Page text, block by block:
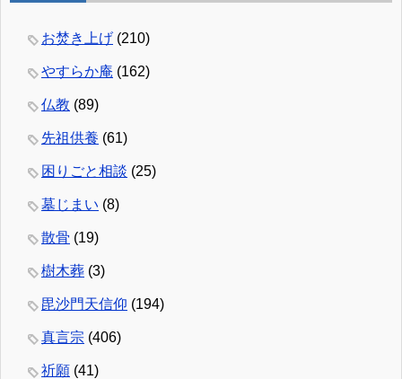
お焚き上げ (210)
やすらか庵 (162)
仏教 (89)
先祖供養 (61)
困りごと相談 (25)
墓じまい (8)
散骨 (19)
樹木葬 (3)
毘沙門天信仰 (194)
真言宗 (406)
祈願 (41)